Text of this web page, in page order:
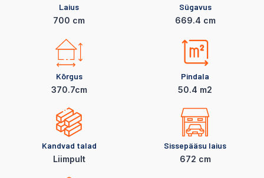
Laius
700 cm
Sügavus
669.4 cm
Kõrgus
370.7cm
Pindala
50.4 m2
Kandvad talad
LiimpuIt
Sissepääsu laius
672 cm